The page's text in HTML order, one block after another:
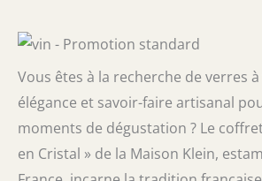
Vous êtes à la recherche de verres
élégance et savoir-faire artisanal
moments de dégustation ? Le
en Cristal » de la Maison Klein,